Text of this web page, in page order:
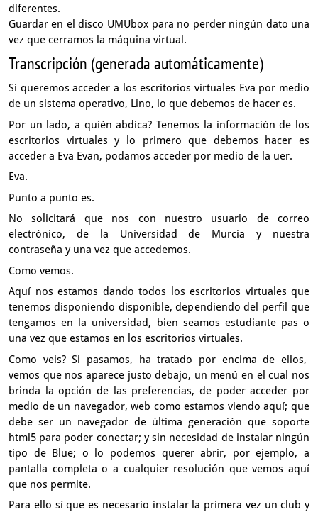
diferentes.
Guardar en el disco UMUbox para no perder ningún dato una
vez que cerramos la máquina virtual.
Transcripción (generada automáticamente)
Si queremos acceder a los escritorios virtuales Eva por medio
de un sistema operativo, Lino, lo que debemos de hacer es.
Por un lado, a quién abdica?Tenemos la información de los
escritorios virtualesy lo primero que debemos hacer es
acceder a Eva Evan, podamos acceder por medio de la uer.
Eva.
Punto a punto es.
No solicitará que nos con nuestro usuario de correo
electrónico, de la Universidad de Murcia y nuestra
contraseña y una vez que accedemos.
Como vemos.
Aquí nos estamos dando todos los escritorios virtuales que
tenemos disponiendo disponible, dependiendo del perfil que
tengamos en la universidad, bien seamos estudiante pas o
una vez que estamos en los escritorios virtuales.
Como veis?Si pasamos, ha tratado por encima de ellos,
vemos que nos aparece justo debajo, un menú en el cual nos
brinda la opción de las preferencias, de poder acceder por
medio de un navegador, web como estamos viendo aquí; que
debe ser un navegador de última generación que soporte
html5 para poder conectar; y sin necesidad de instalar ningún
tipo de Blue; o lo podemos querer abrir, por ejemplo, a
pantalla completao a cualquier resolución que vemos aquí
que nos permite.
Para ello sí que es necesario instalar la primera vez un club y